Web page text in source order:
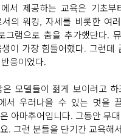
에서 제공하는 교육은 기초
의 워킹, 자세를 비롯한 여
그램으로 춤을 추가했단다.
이 가장 힘들어했다. 그런데
응이었다.
모델들이 젊게 보이려고
서 우러나올 수 있는 멋을
아마추어입니다. 그동안 무
. 그런 분들을 단기간 교육해